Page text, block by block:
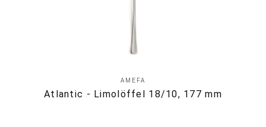
AMEFA
Atlantic - Limolöffel 18/10, 177 mm